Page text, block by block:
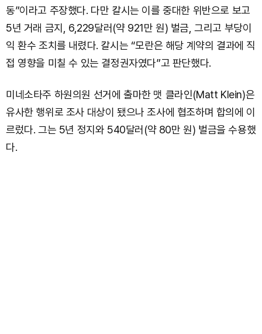
동”이라고 주장했다. 다만 칼시는 이를 중대한 위반으로 보고
5년 거래 금지, 6,229달러(약 921만 원) 벌금, 그리고 부당이
익 환수 조치를 내렸다. 칼시는 “모란은 해당 계약의 결과에 직
접 영향을 미칠 수 있는 결정권자였다”고 판단했다.
미네소타주 하원의원 선거에 출마한 맷 클라인(Matt Klein)은
유사한 행위로 조사 대상이 됐으나 조사에 협조하며 합의에 이
르렀다. 그는 5년 정지와 540달러(약 80만 원) 벌금을 수용했
다.